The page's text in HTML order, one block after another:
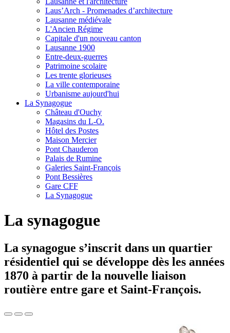
Laus’Arch - Promenades d’architecture
Lausanne médiévale
L'Ancien Régime
Capitale d'un nouveau canton
Lausanne 1900
Entre-deux-guerres
Patrimoine scolaire
Les trente glorieuses
La ville contemporaine
Urbanisme aujourd'hui
La Synagogue
Château d'Ouchy
Magasins du L-O.
Hôtel des Postes
Maison Mercier
Pont Chauderon
Palais de Rumine
Galeries Saint-François
Pont Bessières
Gare CFF
La Synagogue
La synagogue
La synagogue s’inscrit dans un quartier
résidentiel qui se développe dès les années
1870 à partir de la nouvelle liaison
routière entre gare et Saint-François.